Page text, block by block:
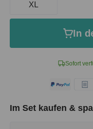
Sofort
XL
In
Im Set kaufen &